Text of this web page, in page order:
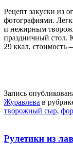
Рецепт закуски из
фотографиями.
и нежирным
праздничный стол.
29 ккал, стоимость
Запись
Журавлева в
творожный сыр,
Рулетики из